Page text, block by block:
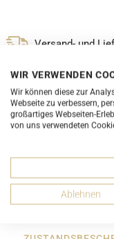
Versand- und
LUXURY-
ABMESSUNGEN
WIR VERWENDEN
Wir können diese zur
Webseite zu verbessern,
großartiges Webseiten-
von uns verwendeten
Ablehnen